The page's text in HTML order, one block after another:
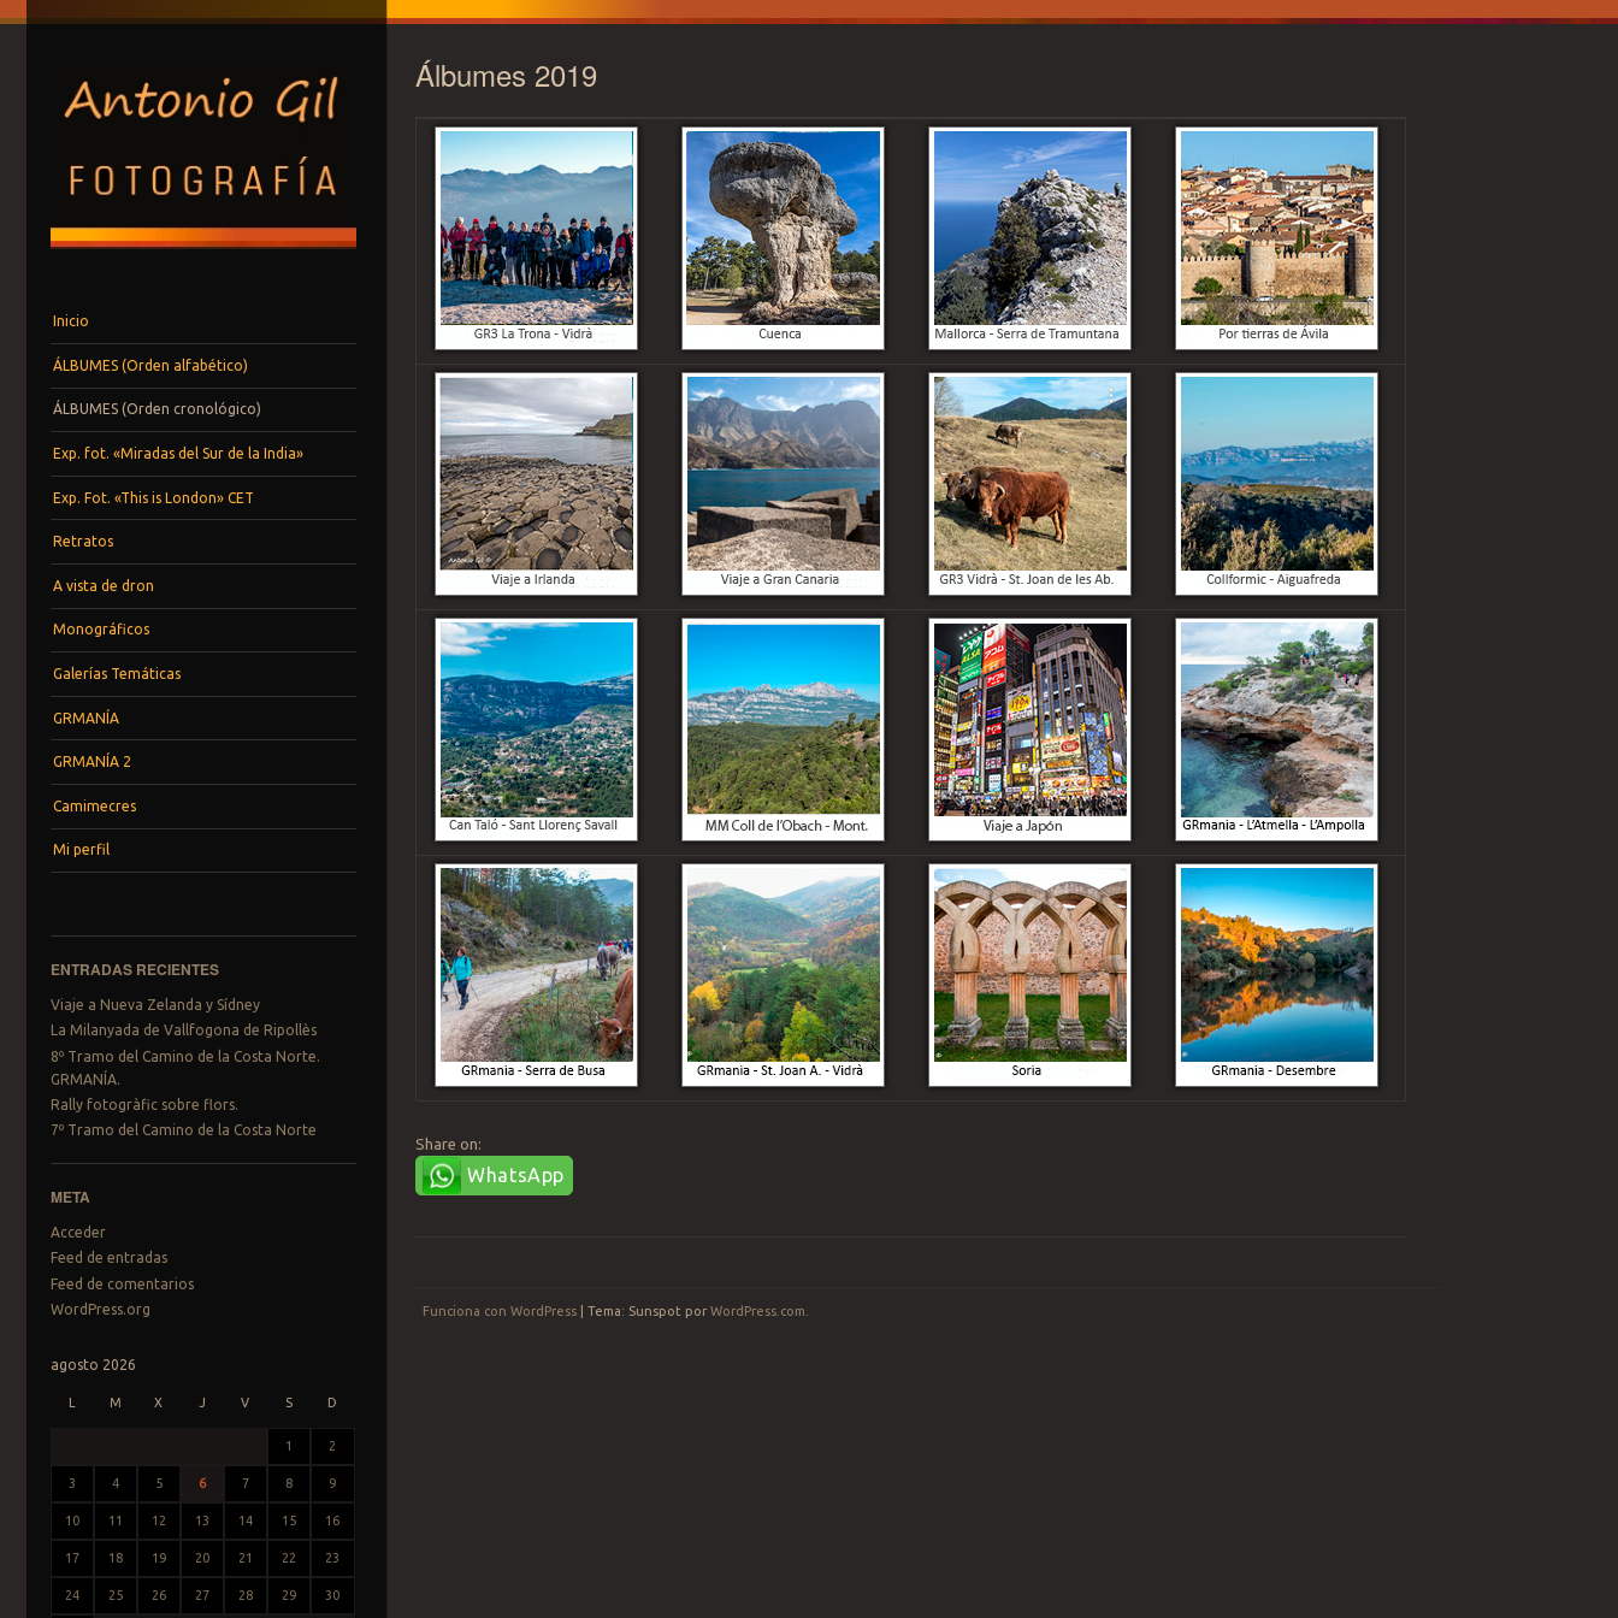
ANTONIO GIL -FOTOGRAFÍA-
Menú
Saltar al contenido.
Inicio
ÁLBUMES (Orden alfabético)
ÁLBUMES (Orden cronológico)
Exp. fot. «Miradas del Sur de la India»
Exp. Fot. «This is London» CET
Retratos
A vista de dron
Monográficos
Galerías Temáticas
GRMANÍA
GRMANÍA 2
Camimecres
Mi perfil
ENTRADAS RECIENTES
Viaje a Nueva Zelanda y Sídney
La Milanyada de Vallfogona de Ripollès
8º Tramo del Camino de la Costa Norte.
GRMANÍA.
Rally fotogràfic sobre flors.
7º Tramo del Camino de la Costa Norte
META
Acceder
Feed de entradas
Feed de comentarios
WordPress.org
agosto 2026
M X J V S D
1 2
3 4 5 6 7 8 9
10 11 12 13 14 15 16
17 18 19 20 21 22 23
24 25 26 27 28 29 30
Álbumes 2019
Share on:
WhatsApp
Funciona con WordPress Tema: Sunspot por WordPress.com